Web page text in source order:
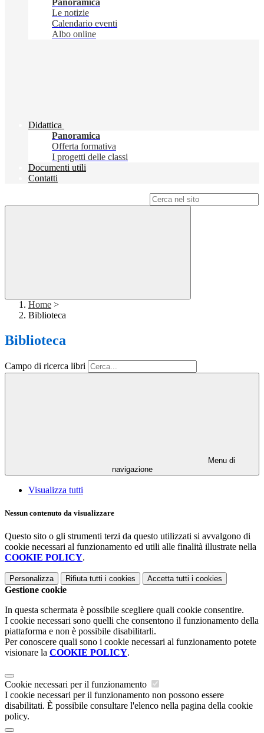
Panoramica
Le notizie
Calendario eventi
Albo online
Didattica
Panoramica
Offerta formativa
I progetti delle classi
Documenti utili
Contatti
Home >
Biblioteca
Biblioteca
Campo di ricerca libri
Menu di
navigazione
Visualizza tutti
Nessun contenuto da visualizzare
Questo sito o gli strumenti terzi da questo utilizzati si avvalgono di
cookie necessari al funzionamento ed utili alle finalità illustrate nella
COOKIE POLICY.
Personalizza Rifiuta tutti i cookies Accetta tutti i cookies
Gestione cookie
In questa schermata è possibile scegliere quali cookie consentire.
I cookie necessari sono quelli che consentono il funzionamento della
piattaforma e non è possibile disabilitarli.
Per conoscere quali sono i cookie necessari al funzionamento potete
visionare la COOKIE POLICY.
Cookie necessari per il funzionamento
I cookie necessari per il funzionamento non possono essere
disabilitati. È possibile consultare l'elenco nella pagina della cookie
policy.